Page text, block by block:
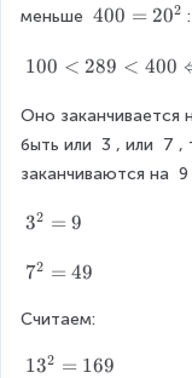
L
t
g
h
t
r
o
b
\
меньше 4
0
2
0
{
400 = 202 :
1
0
<
8
9
<
4
0
0
\
L
100 < 289 < 400
Оно заканчивается
быть или 3 , или 7 ,
заканчиваются на 9
3
{
}
9
32 = 9
7
{
}
72 = 49
Считаем:
1
132 = 169